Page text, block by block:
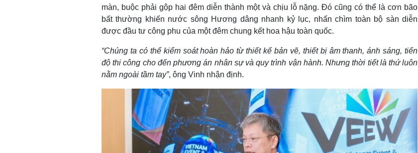
màn, buộc phải gộp hai đêm diễn thành một và chịu lỗ nặng. Đó cũng có thể là cơn bão
bất thường khiến nước sông Hương dâng nhanh kỷ lục, nhấn chìm toàn bộ sàn diễn
được đầu tư công phu của một đêm chung kết hoa hậu toàn quốc.
“Chúng ta có thể kiểm soát hoàn hảo từ thiết kế bản vẽ, thiết bị âm thanh, ánh sáng, tiến
độ thi công cho đến phương án nhân sự và quy trình vận hành. Nhưng thời tiết là thứ luôn
nằm ngoài tầm tay”, ông Vinh nhận định.